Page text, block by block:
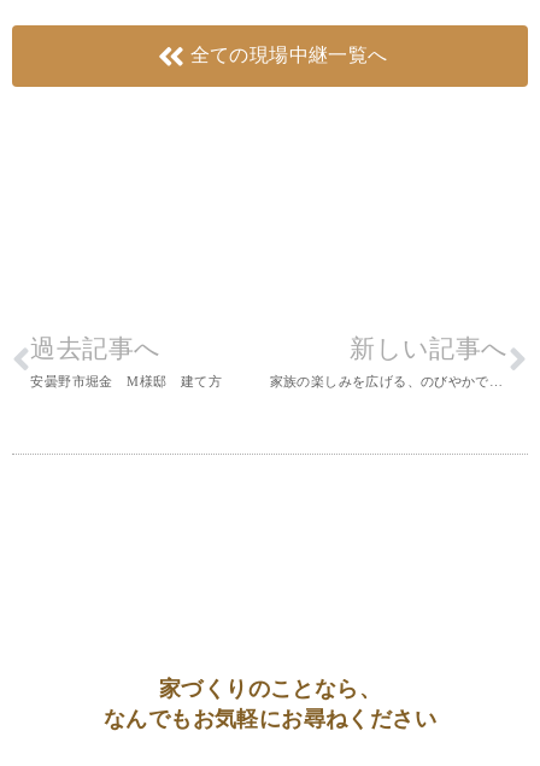
全ての現場中継一覧へ
過去記事へ
安曇野市堀金 M様邸 建て方
新しい記事へ
家づくりのことなら、
なんでもお気軽にお尋ねください